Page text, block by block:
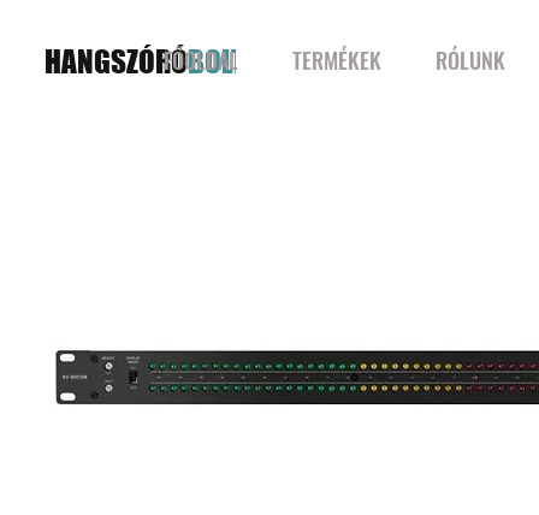
HANGSZÓRÓBOLT
FŐOLDAL TERMÉKEK RÓLUNK